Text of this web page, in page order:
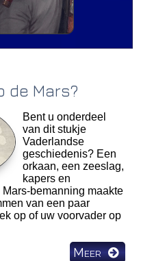
de Mars?
Bent u onderdeel
van dit stukje
Vaderlandse
geschiedenis? Een
orkaan, een zeeslag,
kapers en
bemanning maakte
van een paar
op of uw voorvader op
Meer